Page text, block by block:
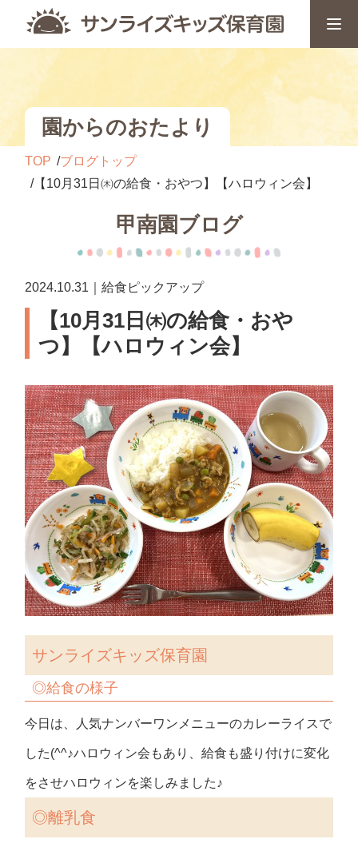
園からのおたより
TOP
ブログトップ
【10月31日㈭の給食・おやつ】【ハロウィン会】
甲南園ブログ
2024.10.31｜給食ピックアップ
【10月31日㈭の給食・おや
つ】【ハロウィン会】
サンライズキッズ保育園
◎給食の様子
今日は、人気ナンバーワンメニューのカレーライスで
した(^^♪ハロウィン会もあり、給食も盛り付けに変化
をさせハロウィンを楽しみました♪
◎離乳食